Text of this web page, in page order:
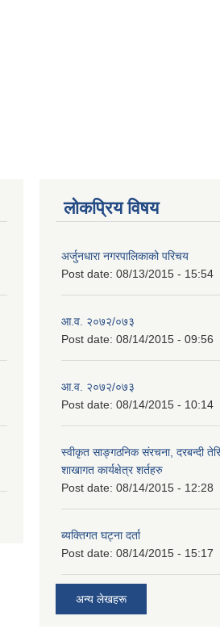
लोकप्रिय विषय
अर्जुनधारा नगरपालिकाको परिचय
Post date: 08/13/2015 - 15:54
आ.व. २०७२/०७३
Post date: 08/14/2015 - 09:56
आ.व. २०७२/०७३
Post date: 08/14/2015 - 10:14
स्वीकृत साङ्गठनिक संरचना, दरबन्दी
शाखागत कार्यक्षेत्र शर्तहरु
Post date: 08/14/2015 - 12:28
ब्यक्तिगत घट्ना दर्ता
Post date: 08/14/2015 - 15:17
अन्य लेखहरू